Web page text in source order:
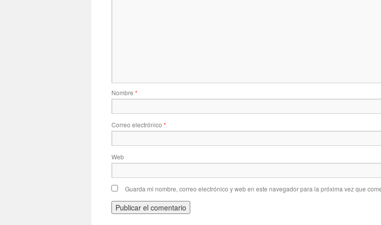
Nombre *
Correo electrónico *
Web
Guarda mi nombre, correo electrónico y web en este navegador para la próxima vez que